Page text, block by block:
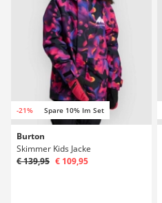
-21% Spare 10% Im Set
Burton
Skimmer Kids Jacke
€ 139,95 € 109,95